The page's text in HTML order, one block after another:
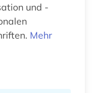
und -
Mehr